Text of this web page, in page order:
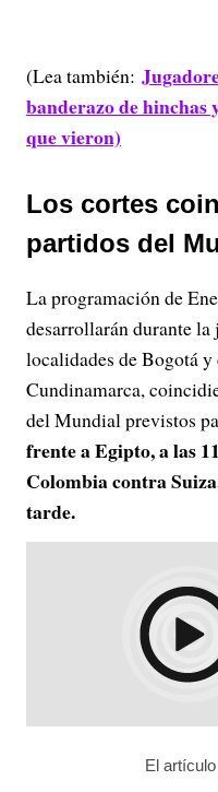
(Lea también:
banderazo de hinchas
que vieron)
Los cortes
partidos del
La programación de
desarrollarán durante la
localidades de Bogotá
Cundinamarca,
del Mundial previstos
frente a Egipto, a las
Colombia contra
tarde.
El